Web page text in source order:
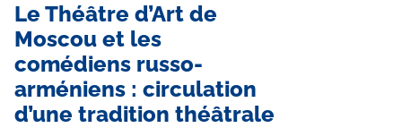
Le Théâtre d’Art de
Moscou et les
comédiens russo-
arméniens : circulation
d’une tradition théâtrale